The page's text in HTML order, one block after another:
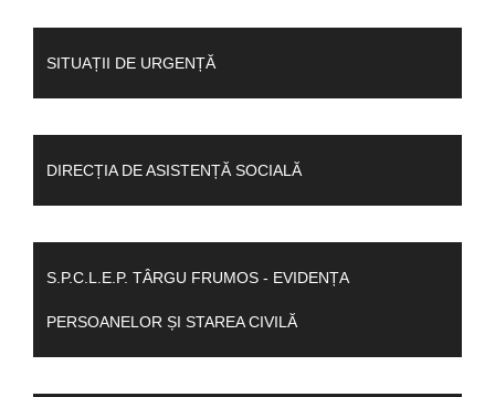
SITUAȚII DE URGENȚĂ
DIRECȚIA DE ASISTENȚĂ SOCIALĂ
S.P.C.L.E.P. TÂRGU FRUMOS - EVIDENȚA
PERSOANELOR ȘI STAREA CIVILĂ